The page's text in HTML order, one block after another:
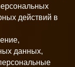
действий в
данных,